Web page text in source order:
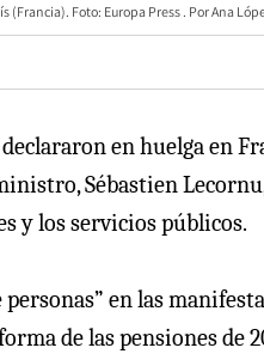
(Francia). Foto: Europa Press Ana
en huelga en
Sébastien
y los servicios públicos.
en las
de las pensiones de